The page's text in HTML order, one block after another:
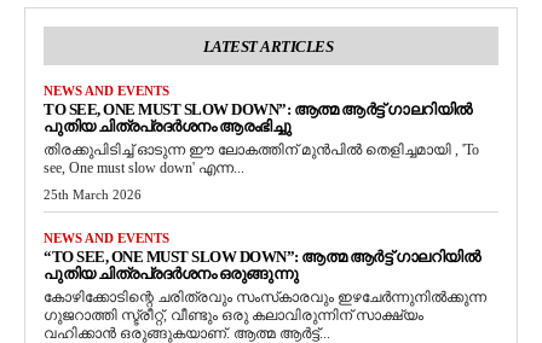
LATEST ARTICLES
NEWS AND EVENTS
TO SEE, ONE MUST SLOW DOWN”: ആത്മ ആർട്ട് ഗാലറിയിൽ
പുതിയ ചിത്രപ്രദർശനം ആരംഭിച്ചു
തിരക്കുപിടിച്ച് ഓടുന്ന ഈ ലോകത്തിന് മുൻപിൽ തെളിച്ചമായി , 'To
see, One must slow down' എന്ന...
25th March 2026
NEWS AND EVENTS
“TO SEE, ONE MUST SLOW DOWN”: ആത്മ ആർട്ട് ഗാലറിയിൽ
പുതിയ ചിത്രപ്രദർശനം ഒരുങ്ങുന്നു
കോഴിക്കോടിന്റെ ചരിത്രവും സംസ്‌കാരവും ഇഴചേർന്നുനിൽക്കുന്ന
ഗുജറാത്തി സ്ട്രീറ്റ്, വീണ്ടും ഒരു കലാവിരുന്നിന് സാക്ഷ്യം
വഹിക്കാൻ ഒരുങ്ങുകയാണ്. ആത്മ ആർട്ട്...